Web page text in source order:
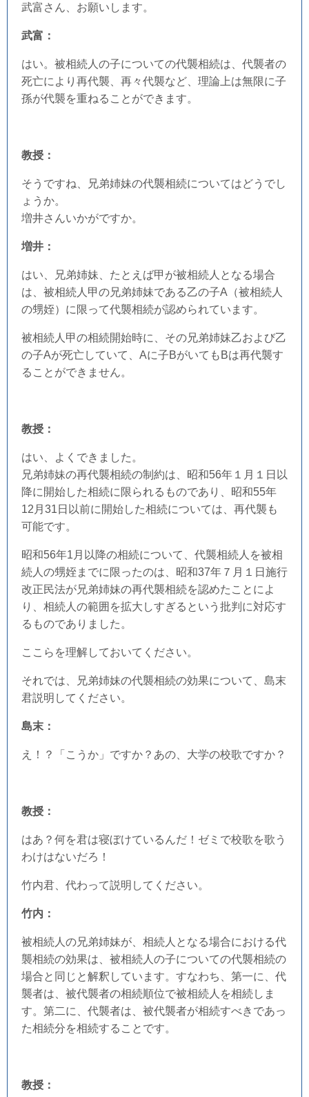
武富さん、お願いします。
武富：
はい。被相続人の子についての代襲相続は、代襲者の
死亡により再代襲、再々代襲など、理論上は無限に子
孫が代襲を重ねることができます。
教授：
そうですね、兄弟姉妹の代襲相続についてはどうでし
ょうか。
増井さんいかがですか。
増井：
はい、兄弟姉妹、たとえば甲が被相続人となる場合
は、被相続人甲の兄弟姉妹である乙の子A（被相続人
の甥姪）に限って代襲相続が認められています。
被相続人甲の相続開始時に、その兄弟姉妹乙および乙
の子Aが死亡していて、Aに子BがいてもBは再代襲す
ることができません。
教授：
はい、よくできました。
兄弟姉妹の再代襲相続の制約は、昭和56年１月１日以
降に開始した相続に限られるものであり、昭和55年
12月31日以前に開始した相続については、再代襲も
可能です。
昭和56年1月以降の相続について、代襲相続人を被相
続人の甥姪までに限ったのは、昭和37年７月１日施行
改正民法が兄弟姉妹の再代襲相続を認めたことによ
り、相続人の範囲を拡大しすぎるという批判に対応す
るものでありました。
ここらを理解しておいてください。
それでは、兄弟姉妹の代襲相続の効果について、島末
君説明してください。
島末：
え！？「こうか」ですか？あの、大学の校歌ですか？
教授：
はあ？何を君は寝ぼけているんだ！ゼミで校歌を歌う
わけはないだろ！
竹内君、代わって説明してください。
竹内：
被相続人の兄弟姉妹が、相続人となる場合における代
襲相続の効果は、被相続人の子についての代襲相続の
場合と同じと解釈しています。すなわち、第一に、代
襲者は、被代襲者の相続順位で被相続人を相続しま
す。第二に、代襲者は、被代襲者が相続すべきであっ
た相続分を相続することです。
教授：